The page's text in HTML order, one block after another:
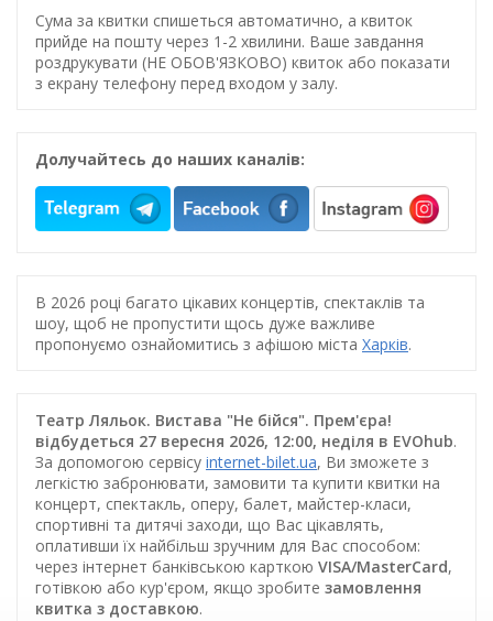
Сума за квитки спишеться автоматично, а квиток
прийде на пошту через 1-2 хвилини. Ваше завдання
роздрукувати (НЕ ОБОВ'ЯЗКОВО) квиток або показати
з екрану телефону перед входом у залу.
Долучайтесь до наших каналів:
В 2026 році багато цікавих концертів, спектаклів та
шоу, щоб не пропустити щось дуже важливе
пропонуємо ознайомитись з афішою міста Харків.
Театр Ляльок. Вистава "Не бійся". Прем'єра!
відбудеться 27 вересня 2026, 12:00, неділя в EVOhub.
За допомогою сервісу internet-bilet.ua, Ви зможете з
легкістю забронювати, замовити та купити квитки на
концерт, спектакль, оперу, балет, майстер-класи,
спортивні та дитячі заходи, що Вас цікавлять,
оплативши їх найбільш зручним для Вас способом:
через інтернет банківською карткою VISA/MasterCard,
готівкою або кур'єром, якщо зробите замовлення
квитка з доставкою.